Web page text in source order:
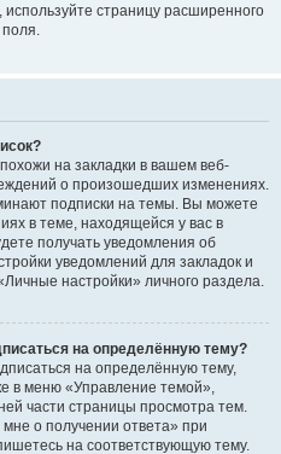
страницу расширенного
поля.
на закладки в вашем веб-
о произошедших изменениях.
подписки на темы. Вы можете
в теме, находящейся у вас в
получать уведомления об
уведомлений для закладок и
настройки» личного раздела.
на определённую тему?
на определённую тему,
в меню «Управление темой»,
части страницы просмотра тем.
о получении ответа» при
на соответствующую тему.